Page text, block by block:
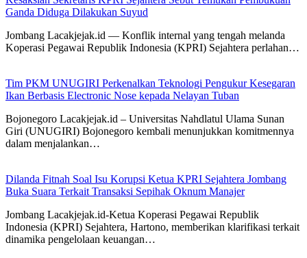
Ganda Diduga Dilakukan Suyud
Jombang Lacakjejak.id — Konflik internal yang tengah melanda
Koperasi Pegawai Republik Indonesia (KPRI) Sejahtera perlahan…
Tim PKM UNUGIRI Perkenalkan Teknologi Pengukur Kesegaran
Ikan Berbasis Electronic Nose kepada Nelayan Tuban
Bojonegoro Lacakjejak.id – Universitas Nahdlatul Ulama Sunan
Giri (UNUGIRI) Bojonegoro kembali menunjukkan komitmennya
dalam menjalankan…
Dilanda Fitnah Soal Isu Korupsi Ketua KPRI Sejahtera Jombang
Buka Suara Terkait Transaksi Sepihak Oknum Manajer
Jombang Lacakjejak.id-Ketua Koperasi Pegawai Republik
Indonesia (KPRI) Sejahtera, Hartono, memberikan klarifikasi terkait
dinamika pengelolaan keuangan…